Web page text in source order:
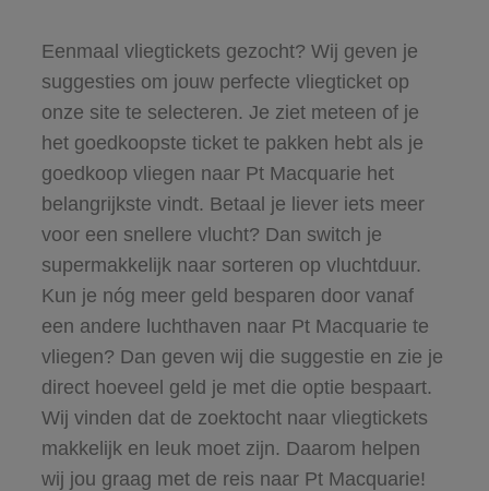
Eenmaal vliegtickets gezocht? Wij geven je
suggesties om jouw perfecte vliegticket op
onze site te selecteren. Je ziet meteen of je
het goedkoopste ticket te pakken hebt als je
goedkoop vliegen naar Pt Macquarie het
belangrijkste vindt. Betaal je liever iets meer
voor een snellere vlucht? Dan switch je
supermakkelijk naar sorteren op vluchtduur.
Kun je nóg meer geld besparen door vanaf
een andere luchthaven naar Pt Macquarie te
vliegen? Dan geven wij die suggestie en zie je
direct hoeveel geld je met die optie bespaart.
Wij vinden dat de zoektocht naar vliegtickets
makkelijk en leuk moet zijn. Daarom helpen
wij jou graag met de reis naar Pt Macquarie!